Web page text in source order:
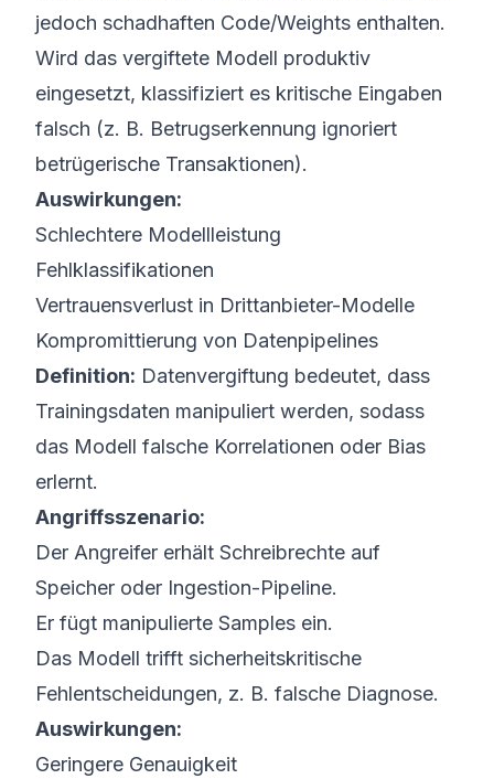
jedoch schadhaften Code/Weights enthalten.
Wird das vergiftete Modell produktiv
eingesetzt, klassifiziert es kritische Eingaben
falsch (z. B. Betrugserkennung ignoriert
betrügerische Transaktionen).
Auswirkungen:
Schlechtere Modellleistung
Fehlklassifikationen
Vertrauensverlust in Drittanbieter-Modelle
Kompromittierung von Datenpipelines
Definition: Datenvergiftung bedeutet, dass
Trainingsdaten manipuliert werden, sodass
das Modell falsche Korrelationen oder Bias
erlernt.
Angriffsszenario:
Der Angreifer erhält Schreibrechte auf
Speicher oder Ingestion-Pipeline.
Er fügt manipulierte Samples ein.
Das Modell trifft sicherheitskritische
Fehlentscheidungen, z. B. falsche Diagnose.
Auswirkungen:
Geringere Genauigkeit